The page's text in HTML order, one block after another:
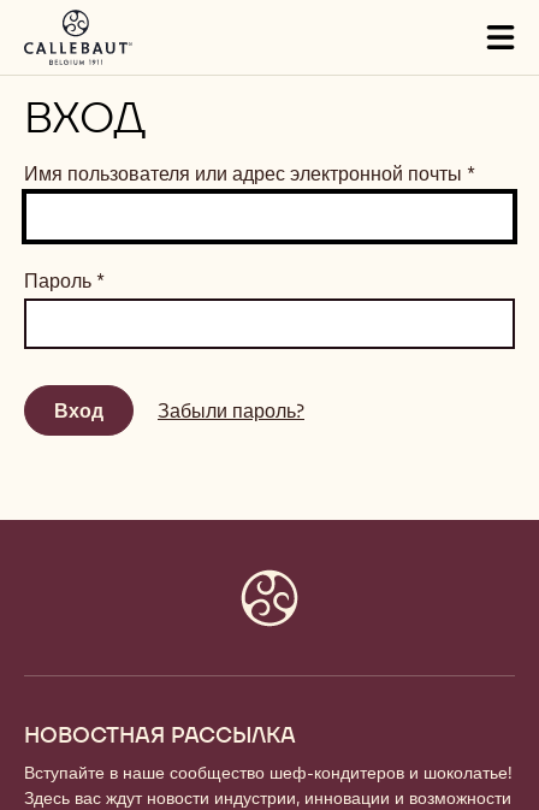
Skip to main content
ВХОД
Имя пользователя или адрес электронной почты *
Пароль *
Забыли пароль?
НОВОСТНАЯ РАССЫЛКА
Вступайте в наше сообщество шеф-кондитеров и шоколатье!
Здесь вас ждут новости индустрии, инновации и возможности